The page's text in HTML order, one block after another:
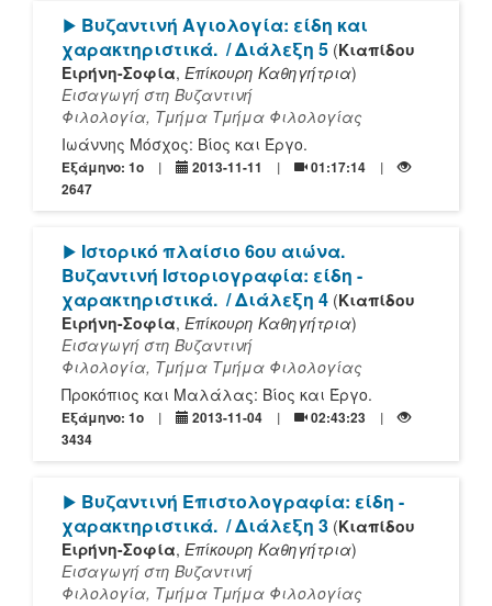
[Play]
Βυζαντινή Αγιολογία: είδη και
χαρακτηριστικά. / Διάλεξη 5 (Κιαπίδου
Ειρήνη-Σοφία, Επίκουρη Καθηγήτρια)
Εισαγωγή στη Βυζαντινή
Φιλολογία, Τμήμα Τμήμα Φιλολογίας
Ιωάννης Μόσχος: Βίος και Έργο.
Εξάμηνο: 1o 2013-11-11
01:17:14
2647
[Play]
Ιστορικό πλαίσιο 6ου αιώνα.
Βυζαντινή Ιστοριογραφία: είδη -
χαρακτηριστικά. / Διάλεξη 4 (Κιαπίδου
Ειρήνη-Σοφία, Επίκουρη Καθηγήτρια)
Εισαγωγή στη Βυζαντινή
Φιλολογία, Τμήμα Τμήμα Φιλολογίας
Προκόπιος και Μαλάλας: Βίος και Έργο.
Εξάμηνο: 1o 2013-11-04
02:43:23
3434
[Play]
Βυζαντινή Επιστολογραφία: είδη -
χαρακτηριστικά. / Διάλεξη 3 (Κιαπίδου
Ειρήνη-Σοφία, Επίκουρη Καθηγήτρια)
Εισαγωγή στη Βυζαντινή
Φιλολογία, Τμήμα Τμήμα Φιλολογίας